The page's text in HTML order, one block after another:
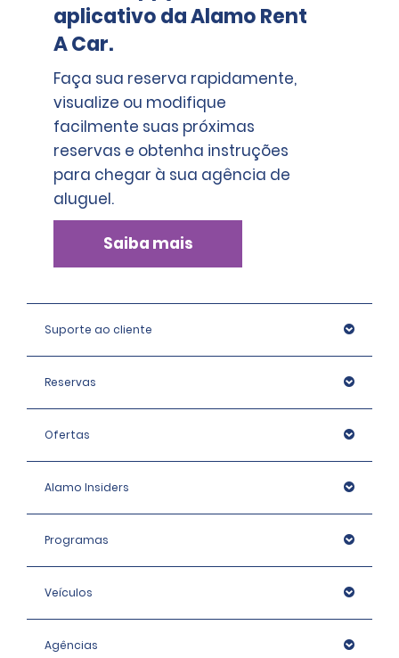
3.000,00 para as categorias Premium. Para as
categorias Super Premium e Luxo, é necessário um
depósito de R$ 4.500,00.
aplicativo da Alamo Rent
A Car.
Faça sua reserva rapidamente,
visualize ou modifique
facilmente suas próximas
reservas e obtenha instruções
para chegar à sua agência de
aluguel.
Saiba mais
Suporte ao cliente
Reservas
Ofertas
Alamo Insiders
Programas
Veículos
Agências